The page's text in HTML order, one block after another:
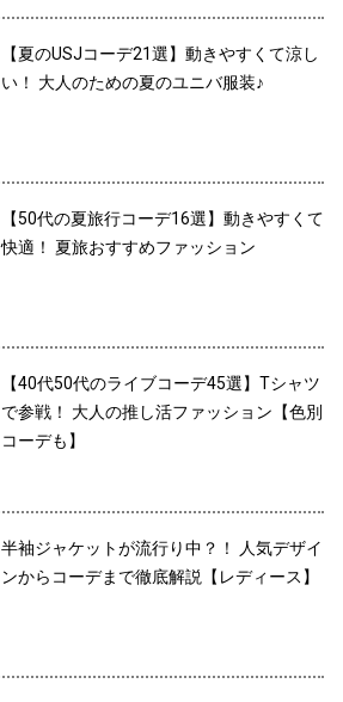
【夏のUSJコーデ21選】動きやすくて涼し
い！ 大人のための夏のユニバ服装♪
【50代の夏旅行コーデ16選】動きやすくて
快適！ 夏旅おすすめファッション
【40代50代のライブコーデ45選】Tシャツ
で参戦！ 大人の推し活ファッション【色別
コーデも】
半袖ジャケットが流行り中？！ 人気デザイ
ンからコーデまで徹底解説【レディース】